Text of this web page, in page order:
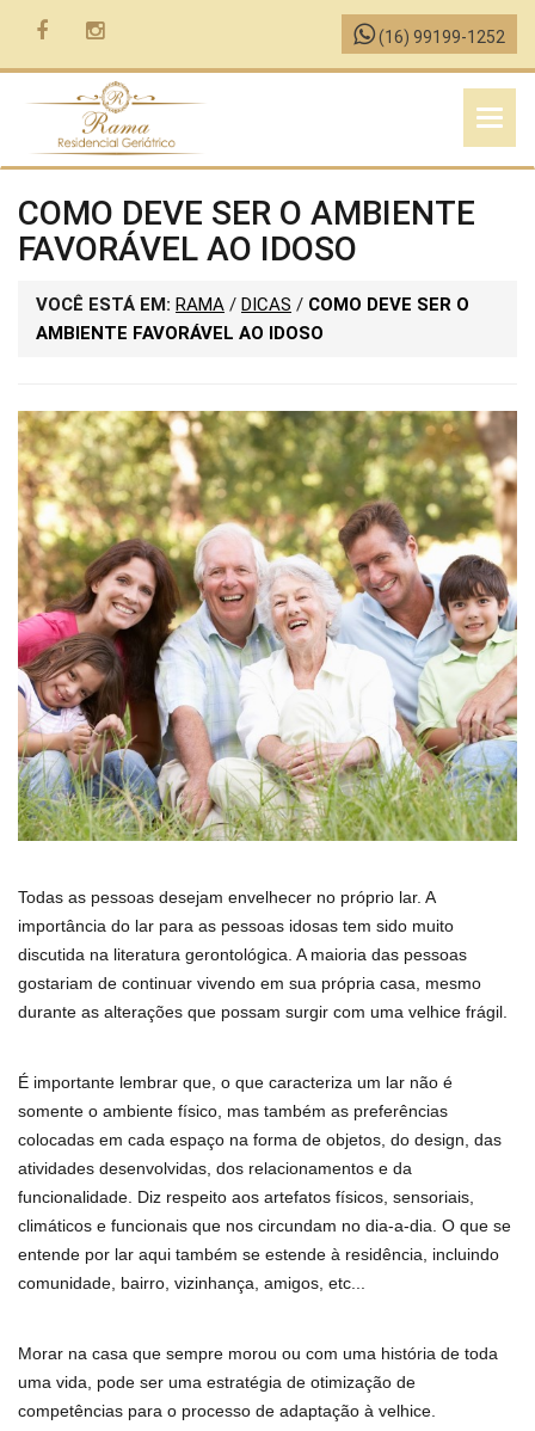
(16) 99199-1252
MENU
COMO DEVE SER O AMBIENTE
FAVORÁVEL AO IDOSO
VOCÊ ESTÁ EM: RAMA / DICAS / COMO DEVE SER O
AMBIENTE FAVORÁVEL AO IDOSO
Todas as pessoas desejam envelhecer no próprio lar. A
importância do lar para as pessoas idosas tem sido muito
discutida na literatura gerontológica. A maioria das pessoas
gostariam de continuar vivendo em sua própria casa, mesmo
durante as alterações que possam surgir com uma velhice frágil.
É importante lembrar que, o que caracteriza um lar não é
somente o ambiente físico, mas também as preferências
colocadas em cada espaço na forma de objetos, do design, das
atividades desenvolvidas, dos relacionamentos e da
funcionalidade. Diz respeito aos artefatos físicos, sensoriais,
climáticos e funcionais que nos circundam no dia-a-dia. O que se
entende por lar aqui também se estende à residência, incluindo
comunidade, bairro, vizinhança, amigos, etc...
Morar na casa que sempre morou ou com uma história de toda
uma vida, pode ser uma estratégia de otimização de
competências para o processo de adaptação à velhice.